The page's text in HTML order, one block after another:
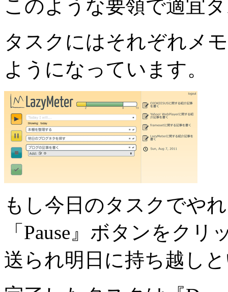
このような要領で適宜
タスクにはそれぞれメ
ようになっています。
もし今日のタスクでや
「Pause』ボタンをク
送られ明日に持ち越し